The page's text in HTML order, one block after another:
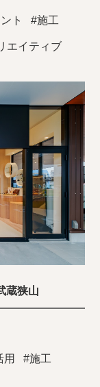
ト #施工
エイティブ
蔵狭山
用 #施工